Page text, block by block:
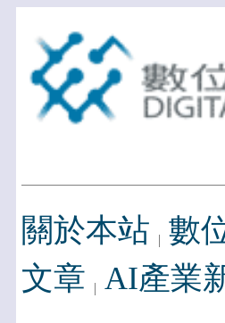
關於本站 數
文章 AI產業